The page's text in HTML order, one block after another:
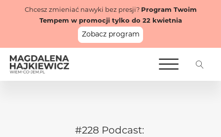
Chcesz zmieniać nawyki bez presji? Program Twoim
Tempem w promocji tylko do 22 kwietnia
Zobacz program
#228 Podcast: